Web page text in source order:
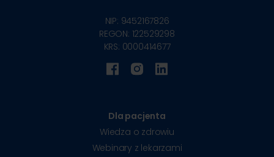
NIP: 9452167826
REGON: 122529298
KRS: 0000414677
Dla pacjenta
Wiedza o zdrowiu
Webinary z lekarzami